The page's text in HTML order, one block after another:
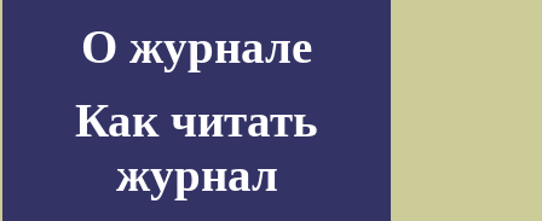
О журнале
Как читать
журнал